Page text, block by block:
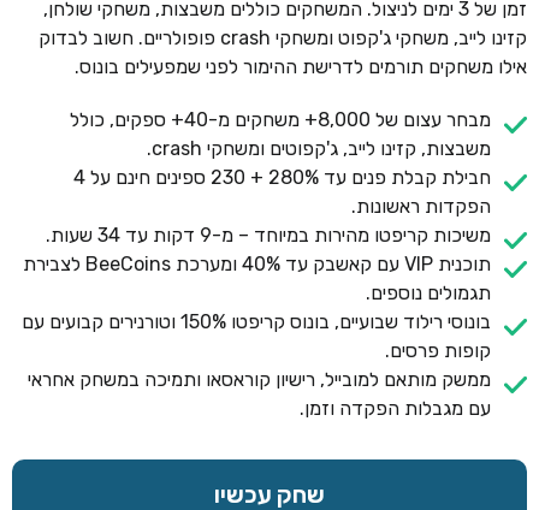
זמן של 3 ימים לניצול. המשחקים כוללים משבצות, משחקי שולחן,
קזינו לייב, משחקי ג'קפוט ומשחקי crash פופולריים. חשוב לבדוק
אילו משחקים תורמים לדרישת ההימור לפני שמפעילים בונוס.
מבחר עצום של 8,000+ משחקים מ-40+ ספקים, כולל
משבצות, קזינו לייב, ג'קפוטים ומשחקי crash.
חבילת קבלת פנים עד 280% + 230 ספינים חינם על 4
הפקדות ראשונות.
משיכות קריפטו מהירות במיוחד – מ-9 דקות עד 34 שעות.
תוכנית VIP עם קאשבק עד 40% ומערכת BeeCoins לצבירת
תגמולים נוספים.
בונוסי רילוד שבועיים, בונוס קריפטו 150% וטורנירים קבועים עם
קופות פרסים.
ממשק מותאם למובייל, רישיון קוראסאו ותמיכה במשחק אחראי
עם מגבלות הפקדה וזמן.
שחק עכשיו